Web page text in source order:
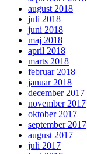
august 2018
juli 2018
juni 2018
maj 2018
april 2018
marts 2018
februar 2018
januar 2018
december 2017
november 2017
oktober 2017
september 2017
august 2017
juli 2017